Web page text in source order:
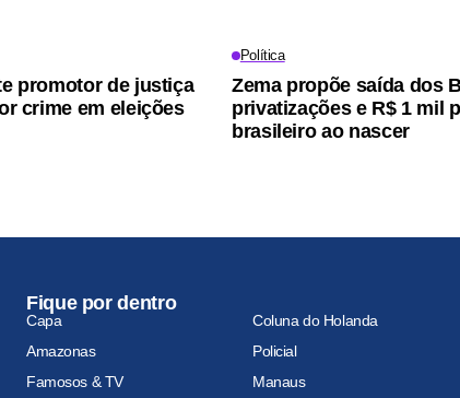
promotor de justiça
crime em eleições
Política
Zema propõe saída dos
privatizações e R$ 1 mil
brasileiro ao nascer
Fique por dentro
Capa
Coluna do Holanda
Amazonas
Policial
Famosos & TV
Manaus